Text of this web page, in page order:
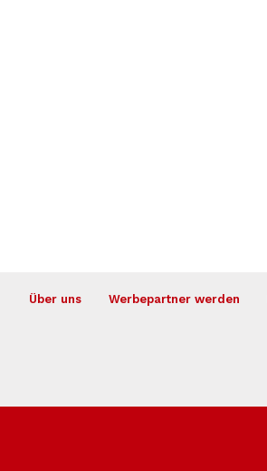
Über uns Werbepartner werden